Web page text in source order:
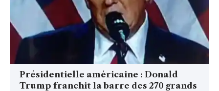
Présidentielle américaine : Donald
Trump franchit la barre des 270 grands